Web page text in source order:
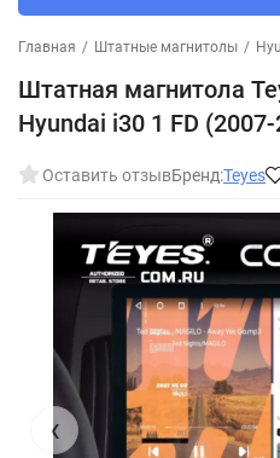
Главная / Штатные магнитолы /
Штатная магнитола
Hyundai i30 1 FD
Оставить отзывБренд:Teyes
‹